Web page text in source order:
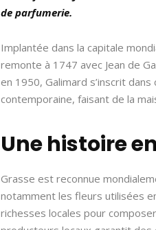
de parfumerie.
Implantée dans la capitale
remonte à 1747 avec Jean de
en 1950, Galimard s’inscrit
contemporaine, faisant de la
Une histoire
Grasse est reconnue
notamment les fleurs utilisées
richesses locales pour